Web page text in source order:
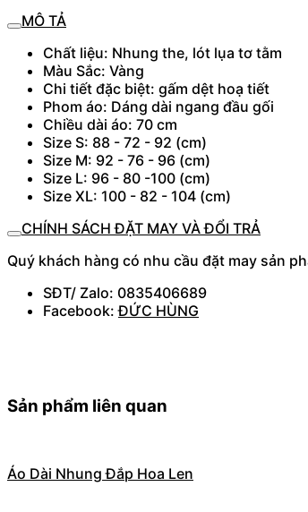
MÔ TẢ
Chất liệu: Nhung the, lót lụa tơ tằm
Màu Sắc: Vàng
Chi tiết đặc biệt: gấm dệt hoạ tiết
Phom áo: Dáng dài ngang đầu gối
Chiều dài áo: 70 cm
Size S: 88 - 72 - 92 (cm)
Size M: 92 - 76 - 96 (cm)
Size L: 96 - 80 -100 (cm)
Size XL: 100 - 82 - 104 (cm)
CHÍNH SÁCH ĐẶT MAY VÀ ĐỔI TRẢ
Quý khách hàng có nhu cầu đặt may sản
SĐT/ Zalo: 0835406689
Facebook:ĐỨC HÙNG
Sản phẩm liên quan
Áo Dài Nhung Đắp Hoa Len